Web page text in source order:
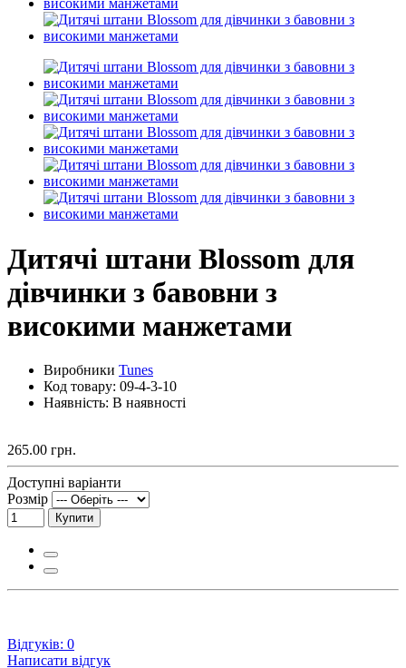
Дитячі штани Blossom для
дівчинки з бавовни з
високими манжетами
Виробники Tunes
Код товару: 09-4-3-10
Наявність: В наявності
265.00 грн.
Доступні варіанти
Розмір
Купити
Відгуків: 0
Написати відгук